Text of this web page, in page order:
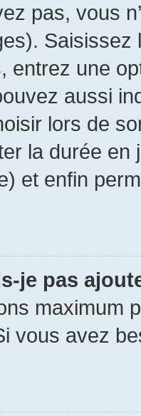
pas, vous
entrez une
aussi
lors de
la durée
et enfin
je pas
maximum
vous avez